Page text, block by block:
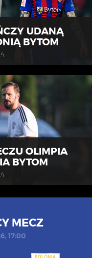
UDANĄ
BYTOM
OLIMPIA
BYTOM
MECZ
17:00